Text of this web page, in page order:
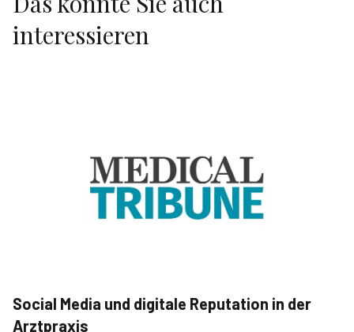
interessieren
Social Media und digitale Reputation in der
Arztpraxis